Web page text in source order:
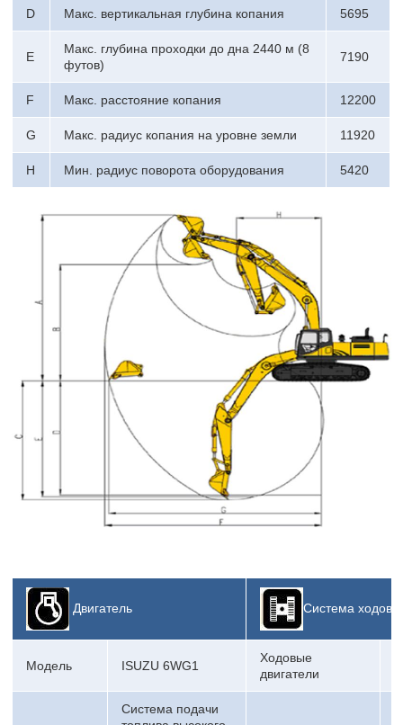
D Макс. вертикальная глубина копания 5695
E
Макс. глубина проходки до дна 2440 м (8
футов)
7190
F Макс. расстояние копания 12200
G Макс. радиус копания на уровне земли 11920
H Мин. радиус поворота оборудования 5420
Двигатель Система
Модель ISUZU 6WG1
Ходовые
двигатели
Система подачи